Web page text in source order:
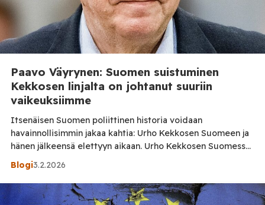
Paavo Väyrynen: Suomen suistuminen
Kekkosen linjalta on johtanut suuriin
vaikeuksiimme
Itsenäisen Suomen poliittinen historia voidaan
havainnollisimmin jakaa kahtia: Urho Kekkosen Suomeen ja
hänen jälkeensä elettyyn aikaan. Urho Kekkosen Suomessa
ulko- ja turvallisuuspolitiikkaa ohjasivat maamme
itsenäisyyden vaaliminen ja kansallisten etujemme
puolustaminen. Ulkosuhteissa keskeisessä asemassa oli
taloudellisen hyvinvointimme turvaaminen. Hyvän
Blogi3.2.2026